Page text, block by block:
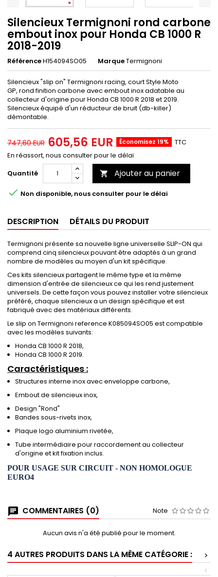
Silencieux Termignoni rond carbone
embout inox pour Honda CB 1000 R
2018-2019
RéférenceH154094SO05 MarqueTermignoni
Silencieux "slip on" Termignoni racing, court Style Moto
GP, rond finition carbone avec embout inox adatable au
collecteur d'origine pour Honda CB 1000 R 2018 et 2019.
Silencieux équipé d'un réducteur de bruit (db-killer)
démontable.
747,60 EUR 605,56 EUR Économisez 19%
TTC
En réassort, nous consulter pour le délai
Quantité
 Ajouter au panier
 Non disponible, nous consulter pour le délai
DESCRIPTION DÉTAILS DU PRODUIT
Termignoni présente sa nouvelle ligne universelle SLIP-ON qui
comprend cinq silencieux pouvant être adaptés à un grand
nombre de modèles au moyen d'un kit spécifique.
Ces kits silencieux partagent le même type et la même
dimension d'entrée de silencieux ce qui les rend justement
universels. De cette façon vous pouvez installer votre silencieux
préféré, chaque silencieux a un design spécifique et est
fabriqué avec des matériaux différents.
Le slip on Termignoni reference K085094SO05 est compatible
avec les modèles suivants:
Honda CB 1000 R 2018,
Honda CB 1000 R 2019.
Caractéristiques :
Structures interne inox avec enveloppe carbone,
Embout de silencieux inox,
Design "Rond"
Bandes sous-rivets inox,
Plaque logo aluminium rivetée,
Tube intermédiaire pour raccordement au collecteur
d'origine et kit fixation inclus.
POUR USAGE SUR CIRCUIT - NON HOMOLOGUE
EURO4
COMMENTAIRES (0) Note
Aucun avis n'a été publié pour le moment.
4 AUTRES PRODUITS DANS LA MÊME CATÉGORIE :
>
<